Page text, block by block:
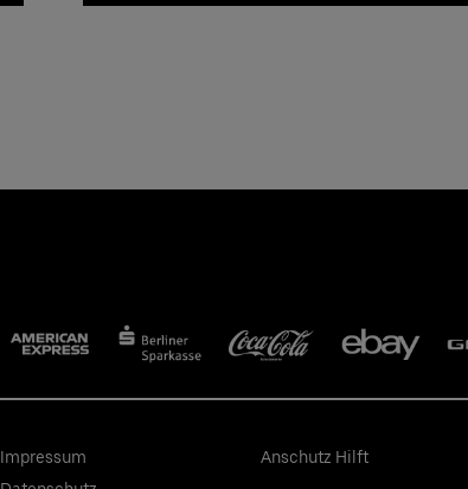
Impressum
Anschutz Hilft